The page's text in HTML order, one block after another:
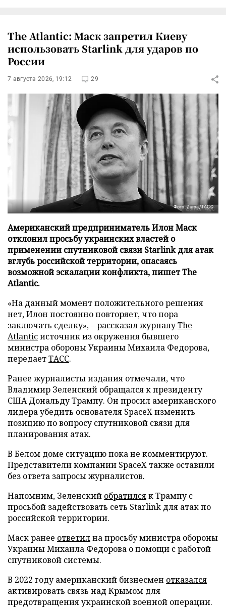
The Atlantic: Маск запретил Киеву
использовать Starlink для ударов по
России
7 августа 2026, 19:12 29
Фото: Zuma/ТАСС
Американский предприниматель Илон Маск
отклонил просьбу украинских властей о
применении спутниковой связи Starlink для атак
вглубь российской территории, опасаясь
возможной эскалации конфликта, пишет The
Atlantic.
«На данный момент положительного решения
нет, Илон постоянно повторяет, что пора
заключать сделку», – рассказал журналуThe
Atlanticисточник из окружения бывшего
министра обороны Украины Михаила Федорова,
передаетТАСС.
Ранее журналисты издания отмечали, что
Владимир Зеленский обращался к президенту
США Дональду Трампу. Он просил американского
лидера убедить основателя SpaceX изменить
позицию по вопросу спутниковой связи для
планирования атак.
В Белом доме ситуацию пока не комментируют.
Представители компании SpaceX также оставили
без ответа запросы журналистов.
Напомним, Зеленский обратилсяк Трампу с
просьбой задействовать сеть Starlink для атак по
российской территории.
Маск ранее ответилна просьбу министра обороны
Украины Михаила Федорова о помощи с работой
спутниковой системы.
В 2022 году американский бизнесмен отказался
активировать связь над Крымом для
предотвращения украинской военной операции.